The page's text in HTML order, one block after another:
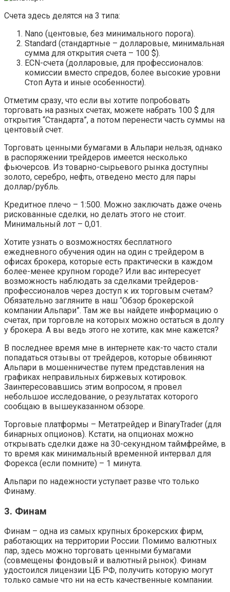
Счета здесь делятся на 3 типа:
Nano (центовые, без минимального порога).
Standard (стандартные – долларовые, минимальная
сумма для открытия счета – 100 $).
ECN-счета (долларовые, для профессионалов:
комиссии вместо спредов, более высокие уровни
Стоп Аута и иные особенности).
Отметим сразу, что если вы хотите попробовать
торговать на разных счетах, можете набрать 100 $ для
открытия “Стандарта”, а потом перенести часть суммы на
центовый счет.
Торговать ценными бумагами в Альпари нельзя, однако
в распоряжении трейдеров имеется несколько
фьючерсов. Из товарно-сырьевого рынка доступны
золото, серебро, нефть, отведено место для пары
доллар/рубль.
Кредитное плечо – 1:500. Можно заключать даже очень
рискованные сделки, но делать этого не стоит.
Минимальный лот – 0,01.
Хотите узнать о возможностях бесплатного
ежедневного обучения один на один с трейдером в
офисах брокера, которые есть практически в каждом
более-менее крупном городе? Или вас интересует
возможность наблюдать за сделками трейдеров-
профессионалов через доступ к их торговым счетам?
Обязательно загляните в наш “Обзор брокерской
компании Альпари”. Там же вы найдете информацию о
счетах, при торговле на которых можно остаться в долгу
у брокера. А вы ведь этого не хотите, как мне кажется?
В последнее время мне в интернете как-то часто стали
попадаться отзывы от трейдеров, которые обвиняют
Альпари в мошенничестве путем представления на
графиках неправильных биржевых котировок.
Заинтересовавшись этим вопросом, я провел
небольшое исследование, о результатах которого
сообщаю в вышеуказанном обзоре.
Торговые платформы – Метатрейдер и BinaryTrader (для
бинарных опционов). Кстати, на опционах можно
открывать сделки даже на 30-секундном таймфрейме, в
то время как минимальный временной интервал для
Форекса (если помните) – 1 минута.
Альпари по надежности уступает разве что только
Финаму.
3. Финам
Финам – одна из самых крупных брокерских фирм,
работающих на территории России. Помимо валютных
пар, здесь можно торговать ценными бумагами
(совмещены фондовый и валютный рынок). Финам
удостоился лицензии ЦБ РФ, получить которую могут
только самые что ни на есть качественные компании.